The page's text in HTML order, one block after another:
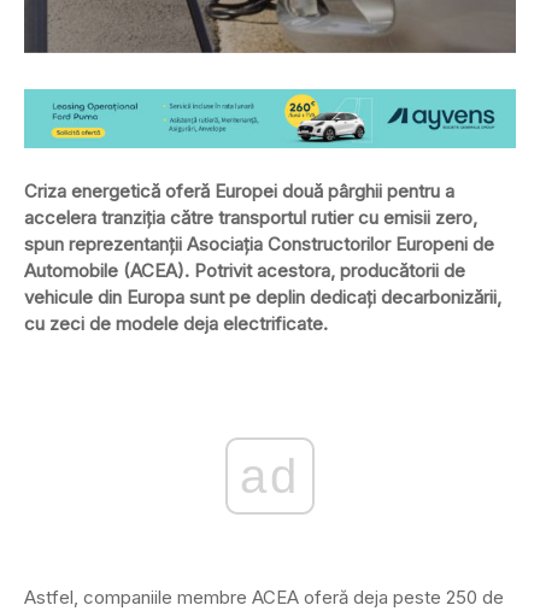
Criza energetică oferă Europei două pârghii pentru a
accelera tranziția către transportul rutier cu emisii zero,
spun reprezentanții Asociația Constructorilor Europeni de
Automobile (ACEA). Potrivit acestora, producătorii de
vehicule din Europa sunt pe deplin dedicați decarbonizării,
cu zeci de modele deja electrificate.
ad
Astfel, companiile membre ACEA oferă deja peste 250 de